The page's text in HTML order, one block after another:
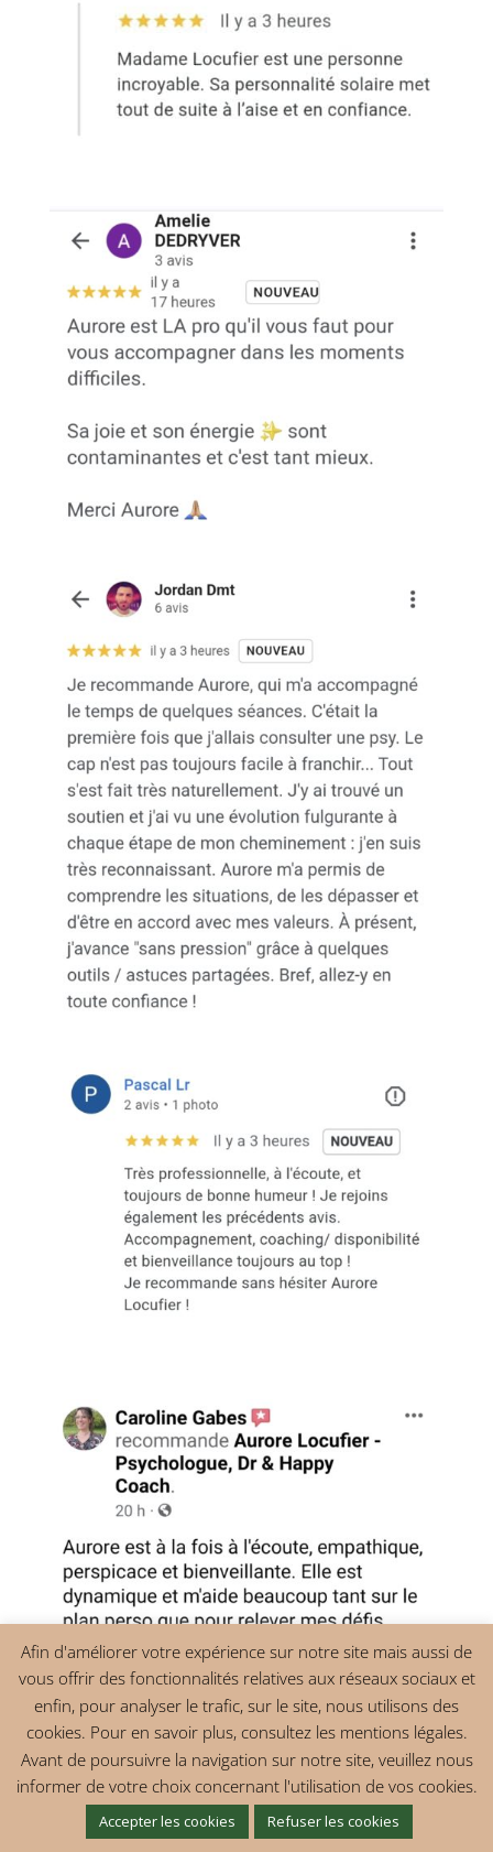
Afin d'améliorer votre expérience sur notre site mais aussi de
vous offrir des fonctionnalités relatives aux réseaux sociaux et
enfin, pour analyser le trafic, sur le site, nous utilisons des
cookies. Pour en savoir plus, consultez les mentions légales.
Avant de poursuivre la navigation sur notre site, veuillez nous
informer de votre choix concernant l'utilisation de vos cookies.
Accepter les cookies Refuser les cookies